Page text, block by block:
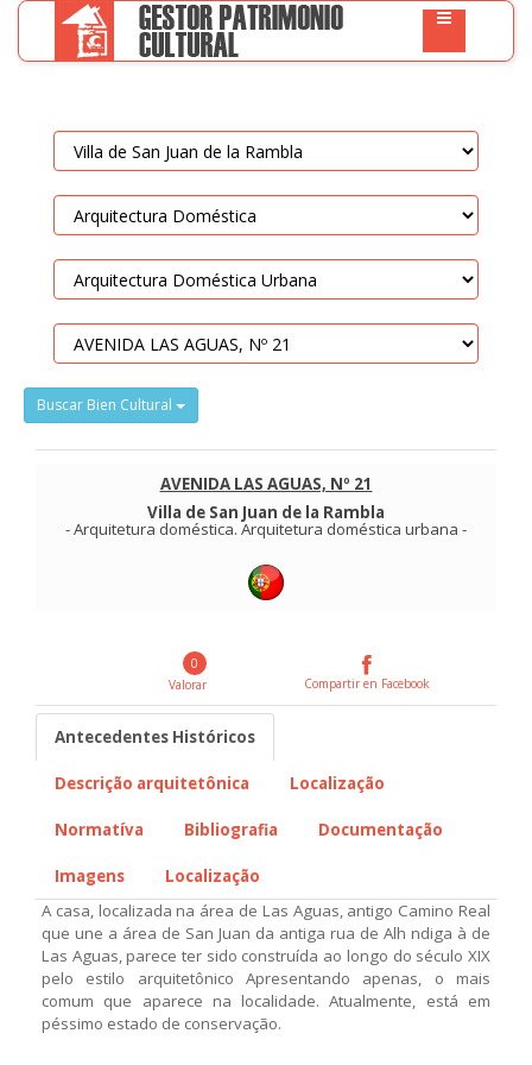
Buscar Bien Cultural
AVENIDA LAS AGUAS, Nº 21
Villa de San Juan de la Rambla
-Arquitetura doméstica. Arquitetura doméstica urbana -
0
Valorar
Compartir en Facebook
Antecedentes Históricos
Descrição arquitetônica Localização
Normatíva Bibliografia Documentação
Imagens
Localização
A casa, localizada na área de Las Aguas, antigo Camino Real
que une a área de San Juan da antiga rua de Alh ndiga à de
Las Aguas, parece ter sido construída ao longo do século XIX
pelo estilo arquitetônico Apresentando apenas, o mais
comum que aparece na localidade. Atualmente, está em
péssimo estado de conservação.